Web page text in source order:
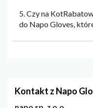
5. Czy na
do Napo Gloves,
Kontakt z Napo